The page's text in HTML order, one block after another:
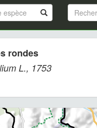
rondes
L., 1753